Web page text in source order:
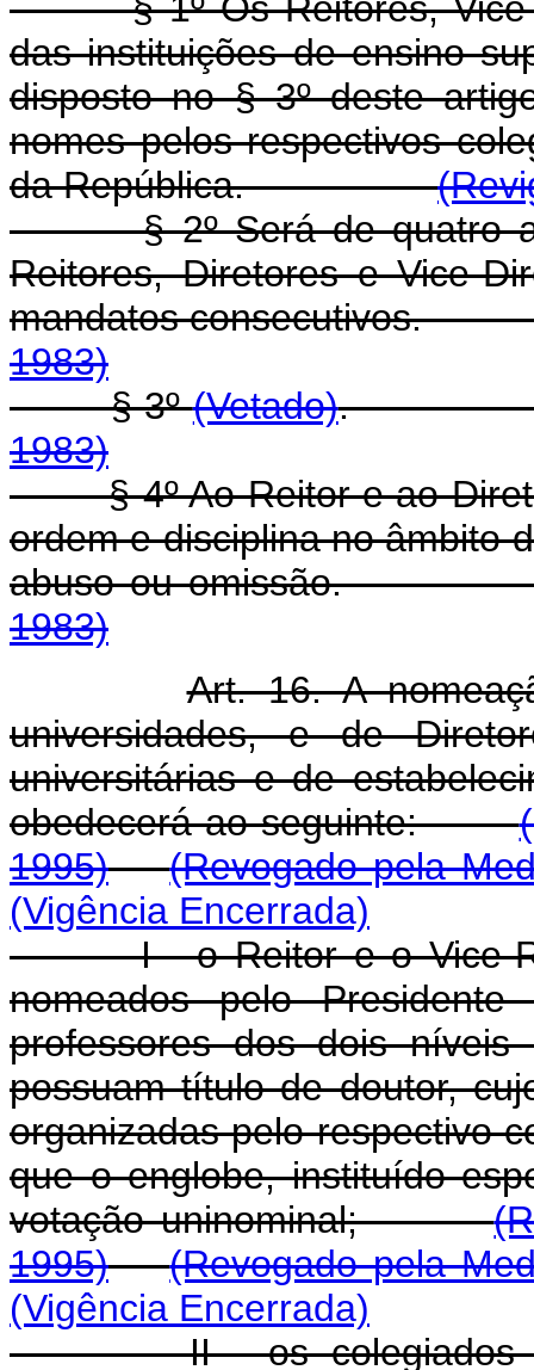
das instituições de ensino
disposto no § 3º deste
nomes pelos respectivos
da República.
§ 2º Será de quatro
Reitores, Diretores e Vice-
mandatos
1983)
§ 3º(Vetado)
1983)
§ 4º Ao Reitor e ao
ordem e disciplina no âmbito
abuso ou
1983)
Art. 16. A
universidades, e de
universitárias e de
obedecerá ao seguinte:
1995)
(Revogado pela
(Vigência Encerrada)
I - o Reitor e o Vice-
nomeados pelo
professores dos dois
possuam título de doutor,
organizadas pelo respectivo
que o englobe, instituído
votação uninominal;
1995)
(Revogado pela
(Vigência Encerrada)
II - os colegiados a